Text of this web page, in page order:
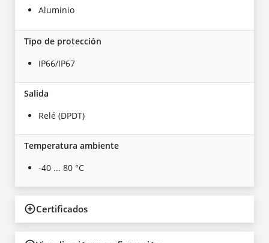
Aluminio
Tipo de protección
IP66/IP67
Salida
Relé (DPDT)
Temperatura ambiente
-40 ... 80 °C
Certificados